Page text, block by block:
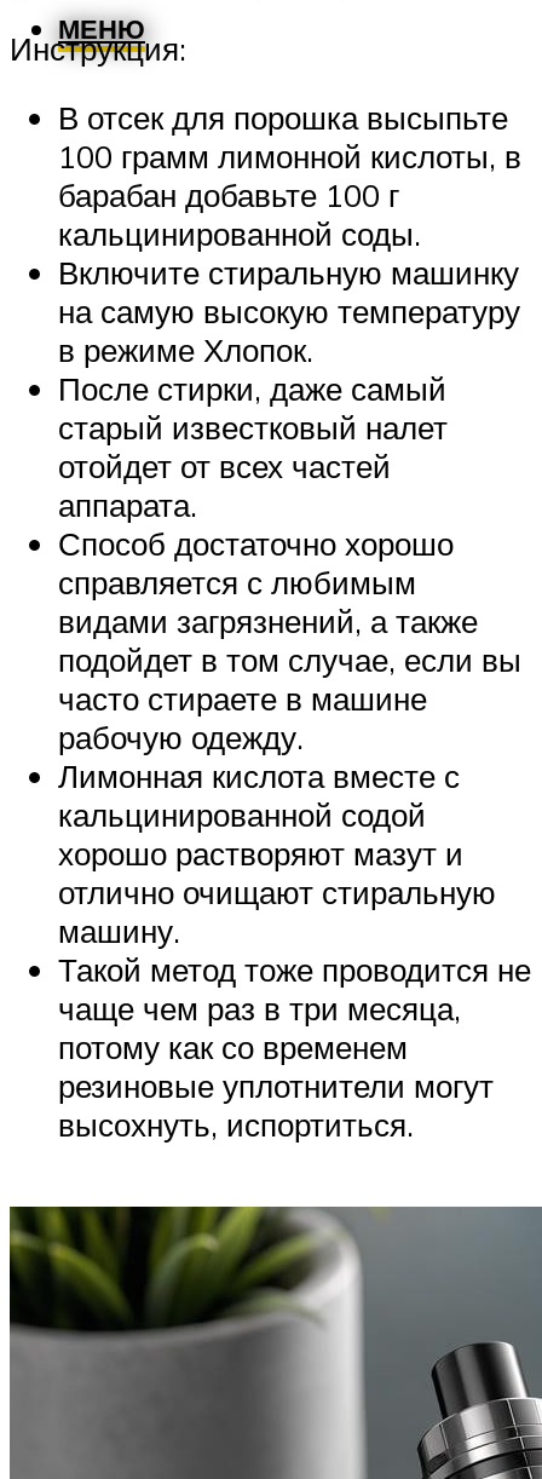
МЕНЮ
Инструкция:
В отсек для порошка высыпьте
100 грамм лимонной кислоты, в
барабан добавьте 100 г
кальцинированной соды.
Включите стиральную машинку
на самую высокую температуру
в режиме Хлопок.
После стирки, даже самый
старый известковый налет
отойдет от всех частей
аппарата.
Способ достаточно хорошо
справляется с любимым
видами загрязнений, а также
подойдет в том случае, если вы
часто стираете в машине
рабочую одежду.
Лимонная кислота вместе с
кальцинированной содой
хорошо растворяют мазут и
отлично очищают стиральную
машину.
Такой метод тоже проводится не
чаще чем раз в три месяца,
потому как со временем
резиновые уплотнители могут
высохнуть, испортиться.